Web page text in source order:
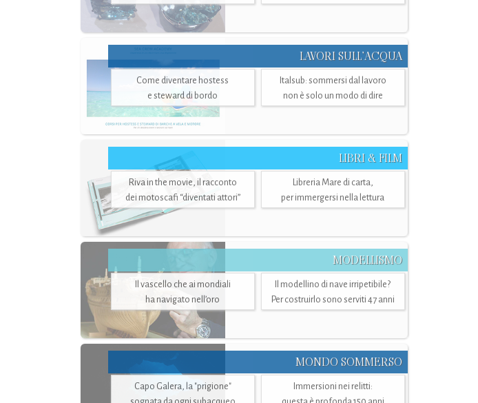
LAVORI SULL’ACQUA
Come diventare hostess
e steward di bordo
Italsub: sommersi dal lavoro
non è solo un modo di dire
LIBRI & FILM
Riva in the movie, il racconto
dei motoscafi “diventati attori”
Libreria Mare di carta,
per immergersi nella lettura
MODELLISMO
Il vascello che ai mondiali
ha navigato nell’oro
Il modellino di nave irripetibile?
Per costruirlo sono serviti 47 anni
MONDO SOMMERSO
Capo Galera, la "prigione"
Immersioni nei relitti: